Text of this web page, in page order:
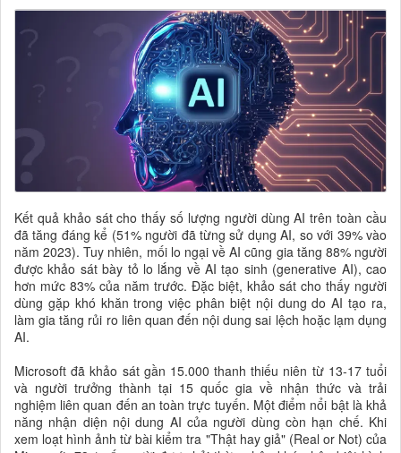
Kết quả khảo sát cho thấy số lượng người dùng AI trên toàn cầu
đã tăng đáng kể (51% người đã từng sử dụng AI, so với 39% vào
năm 2023). Tuy nhiên, mối lo ngại về AI cũng gia tăng 88% người
được khảo sát bày tỏ lo lắng về AI tạo sinh (generative AI), cao
hơn mức 83% của năm trước. Đặc biệt, khảo sát cho thấy người
dùng gặp khó khăn trong việc phân biệt nội dung do AI tạo ra,
làm gia tăng rủi ro liên quan đến nội dung sai lệch hoặc lạm dụng
AI.
Microsoft đã khảo sát gần 15.000 thanh thiếu niên từ 13-17 tuổi
và người trưởng thành tại 15 quốc gia về nhận thức và trải
nghiệm liên quan đến an toàn trực tuyến. Một điểm nổi bật là khả
năng nhận diện nội dung AI của người dùng còn hạn chế. Khi
xem loạt hình ảnh từ bài kiểm tra "Thật hay giả" (Real or Not) của